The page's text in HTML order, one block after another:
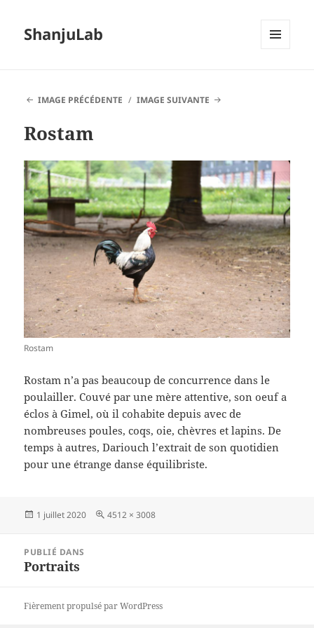
ShanjuLab
IMAGE PRÉCÉDENTE
IMAGE SUIVANTE
Rostam
Rostam
Rostam n’a pas beaucoup de concurrence dans le
poulailler. Couvé par une mère attentive, son oeuf a
éclos à Gimel, où il cohabite depuis avec de
nombreuses poules, coqs, oie, chèvres et lapins. De
temps à autres, Dariouch l’extrait de son quotidien
pour une étrange danse équilibriste.
Publié
1 juillet 2020
Taille
4512 × 3008
l’article
PUBLIÉ DANS
Portraits
Fièrement propulsé par WordPress